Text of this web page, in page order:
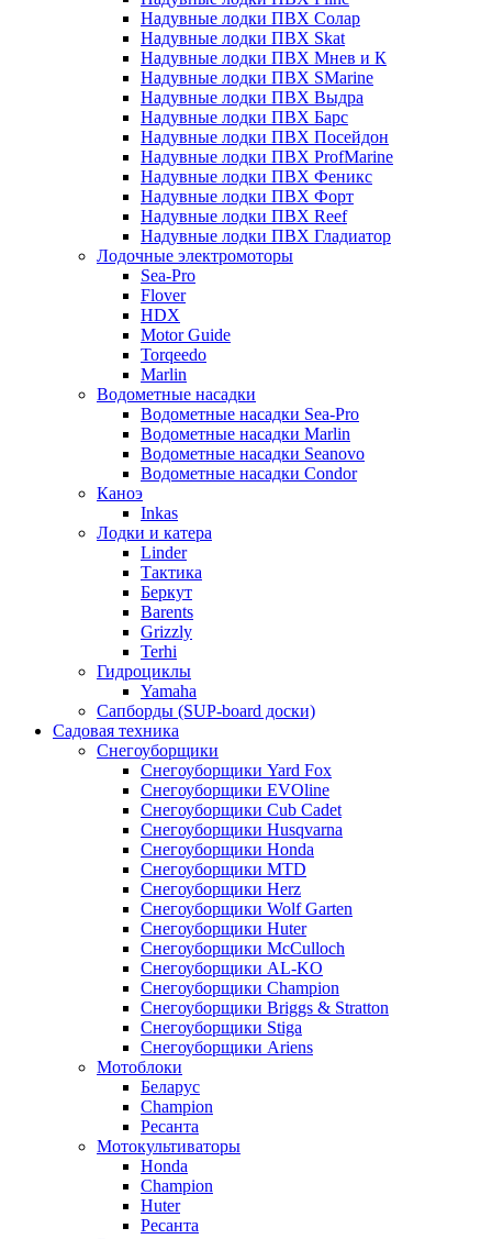
Надувные лодки ПВХ Солар
Надувные лодки ПВХ Skat
Надувные лодки ПВХ Мнев и К
Надувные лодки ПВХ SMarine
Надувные лодки ПВХ Выдра
Надувные лодки ПВХ Барс
Надувные лодки ПВХ Посейдон
Надувные лодки ПВХ ProfMarine
Надувные лодки ПВХ Феникс
Надувные лодки ПВХ Форт
Надувные лодки ПВХ Reef
Надувные лодки ПВХ Гладиатор
Лодочные электромоторы
Sea-Pro
Flover
HDX
Motor Guide
Torqeedo
Marlin
Водометные насадки
Водометные насадки Sea-Pro
Водометные насадки Marlin
Водометные насадки Seanovo
Водометные насадки Condor
Каноэ
Inkas
Лодки и катера
Linder
Тактика
Беркут
Barents
Grizzly
Terhi
Гидроциклы
Yamaha
Сапборды (SUP-board доски)
Садовая техника
Снегоуборщики
Снегоуборщики Yard Fox
Снегоуборщики EVOline
Снегоуборщики Cub Cadet
Снегоуборщики Husqvarna
Снегоуборщики Honda
Снегоуборщики MTD
Снегоуборщики Herz
Снегоуборщики Wolf Garten
Снегоуборщики Huter
Снегоуборщики McCulloch
Снегоуборщики AL-KO
Снегоуборщики Champion
Снегоуборщики Briggs & Stratton
Снегоуборщики Stiga
Снегоуборщики Ariens
Мотоблоки
Беларус
Champion
Ресанта
Мотокультиваторы
Honda
Champion
Huter
Ресанта